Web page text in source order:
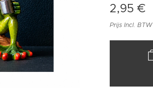
2,95 €
Prijs Incl. BTW